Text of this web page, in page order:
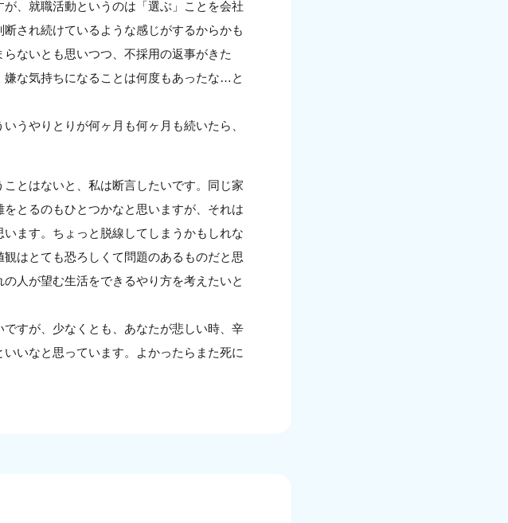
、就職活動というのは「選ぶ」ことを会社
され続けているような感じがするからかも
ないとも思いつつ、不採用の返事がきた
な気持ちになることは何度もあったな…と
うやりとりが何ヶ月も何ヶ月も続いたら、
とはないと、私は断言したいです。同じ家
とるのもひとつかなと思いますが、それは
ます。ちょっと脱線してしまうかもしれな
はとても恐ろしくて問題のあるものだと思
人が望む生活をできるやり方を考えたいと
すが、少なくとも、あなたが悲しい時、辛
いなと思っています。よかったらまた死に